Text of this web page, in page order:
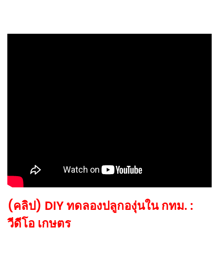
(คลิป) DIY ทดลองปลูกองุ่นใน กทม. :
วีดีโอ เกษตร